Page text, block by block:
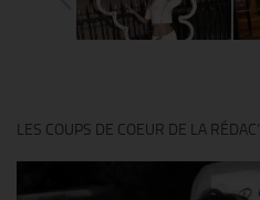
LES COUPS DE COEUR DE LA RÉDAC’